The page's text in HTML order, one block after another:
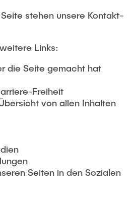
stehen unsere Kontakt-
Links:
die Seite gemacht hat
Freiheit
von allen Inhalten
Seiten in den Sozialen